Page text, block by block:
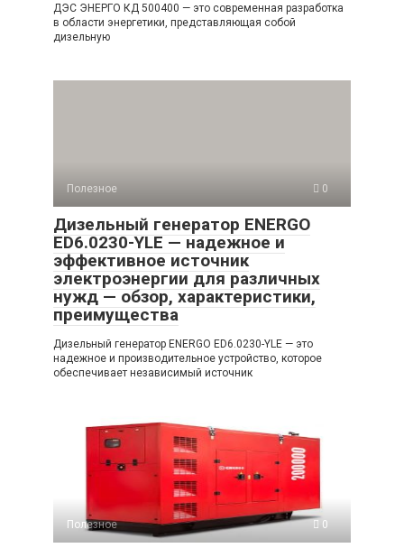
ДЭС ЭНЕРГО КД 500400 — это современная разработка
в области энергетики, представляющая собой
дизельную
Полезное 0
Дизельный генератор ENERGO
ED6.0230-YLE — надежное и
эффективное источник
электроэнергии для различных
нужд — обзор, характеристики,
преимущества
Дизельный генератор ENERGO ED6.0230-YLE — это
надежное и производительное устройство, которое
обеспечивает независимый источник
Полезное 0